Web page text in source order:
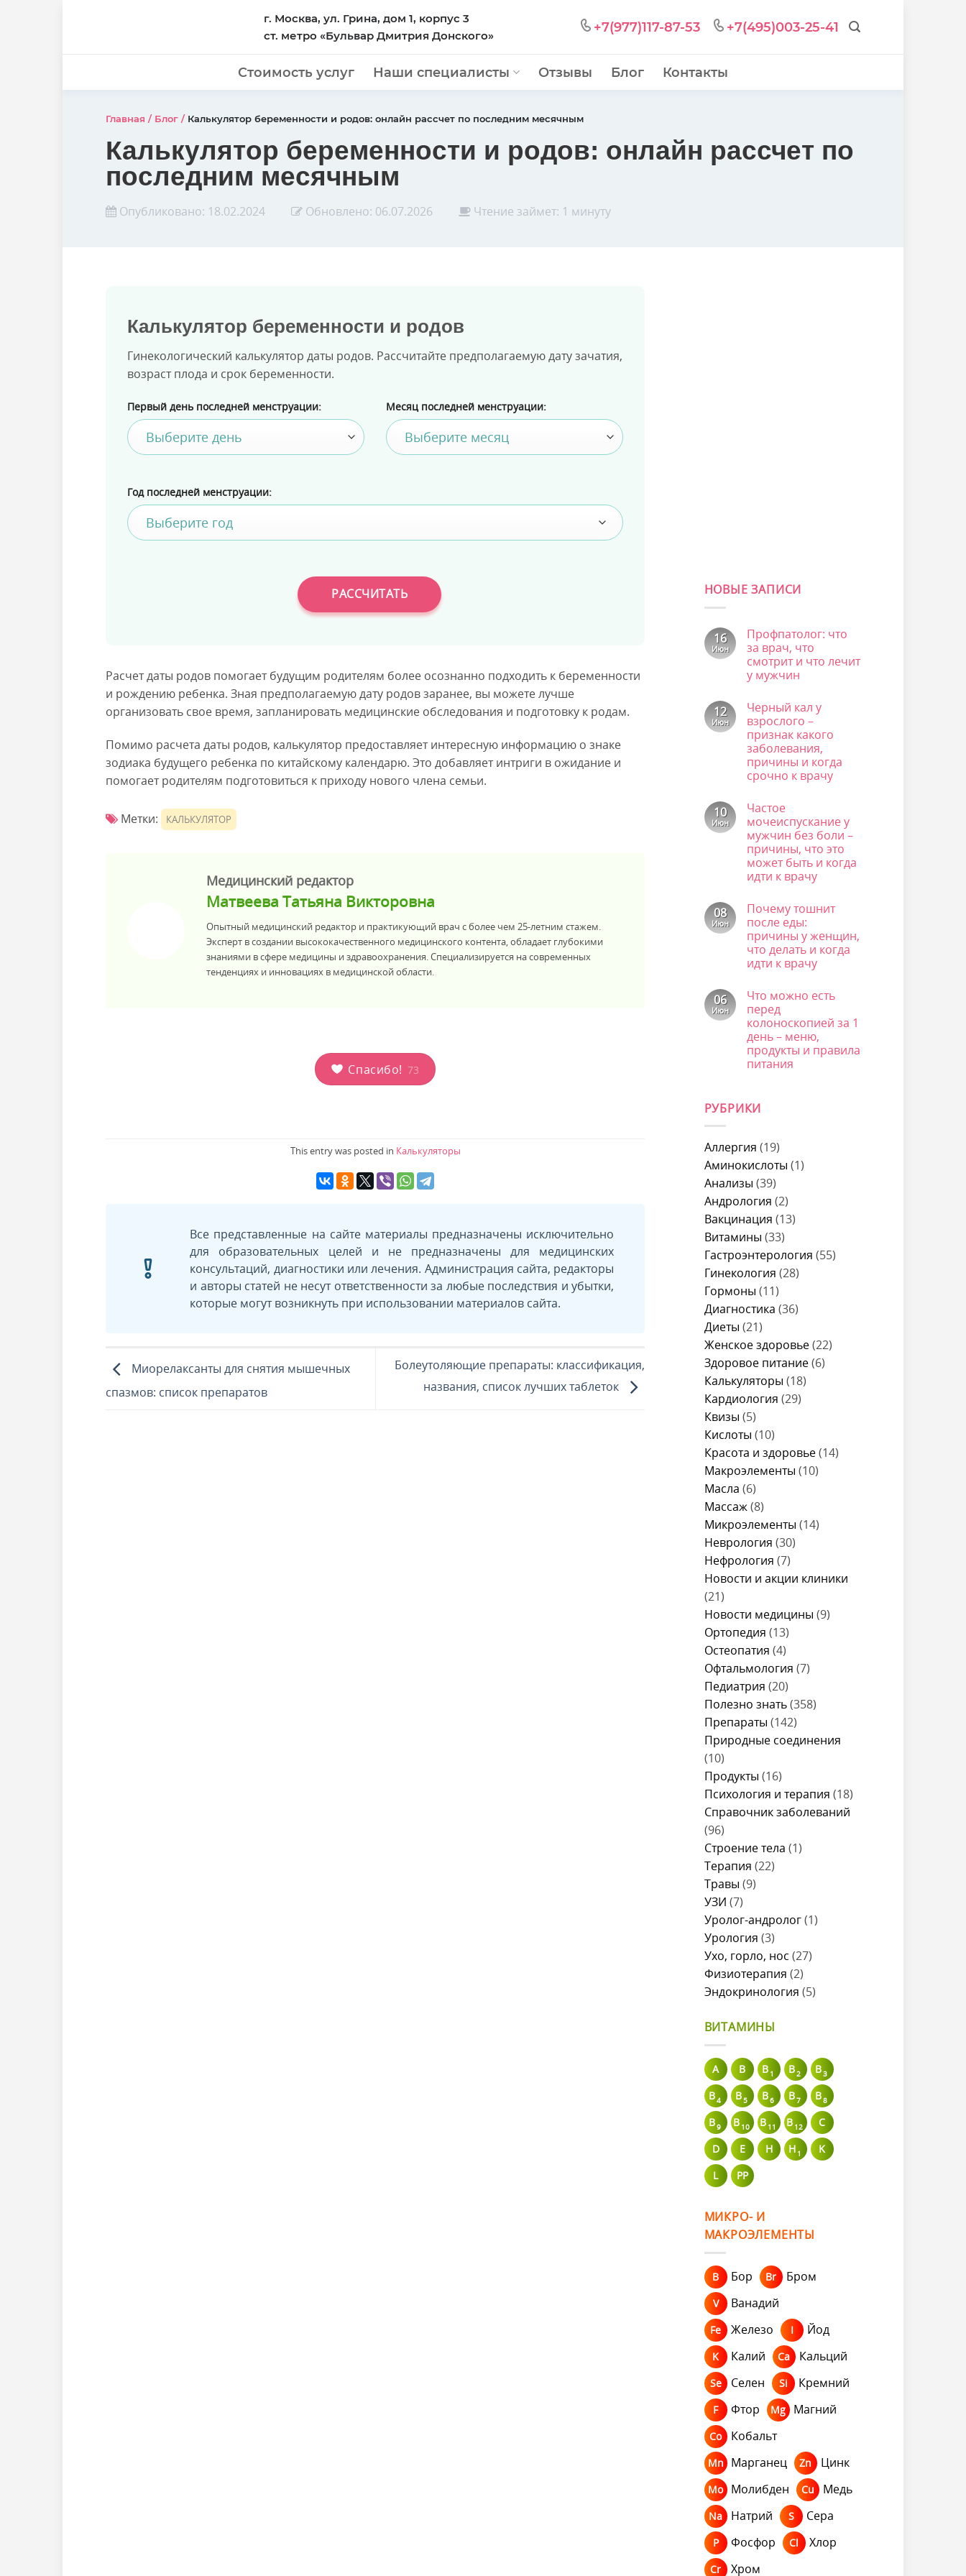
г. Москва, ул. Грина, дом 1, корпус 3
ст. метро «Бульвар Дмитрия Донского»
+7(977)117-87-53 +7(495)003-25-41
Стоимость услуг Наши специалисты Отзывы Блог Контакты
Главная / Блог / Калькулятор беременности и родов: онлайн рассчет по последним месячным
Калькулятор беременности и родов: онлайн рассчет по
последним месячным
Опубликовано: 18.02.2024 Обновлено: 06.07.2026 Чтение займет: 1 минуту
Калькулятор беременности и родов
Гинекологический калькулятор даты родов. Рассчитайте предполагаемую дату зачатия,
возраст плода и срок беременности.
Первый день последней менструации: Месяц последней менструации:
Год последней менструации:
РАССЧИТАТЬ
Расчет даты родов помогает будущим родителям более осознанно подходить к беременности
и рождению ребенка. Зная предполагаемую дату родов заранее, вы можете лучше
организовать свое время, запланировать медицинские обследования и подготовку к родам.
Помимо расчета даты родов, калькулятор предоставляет интересную информацию о знаке
зодиака будущего ребенка по китайскому календарю. Это добавляет интриги в ожидание и
помогает родителям подготовиться к приходу нового члена семьи.
Метки: КАЛЬКУЛЯТОР
Медицинский редактор
Матвеева Татьяна Викторовна
Опытный медицинский редактор и практикующий врач с более чем 25-летним стажем.
Эксперт в создании высококачественного медицинского контента, обладает глубокими
знаниями в сфере медицины и здравоохранения. Специализируется на современных
тенденциях и инновациях в медицинской области.
Спасибо! 73
This entry was posted in Калькуляторы
Все представленные на сайте материалы предназначены исключительно
для образовательных целей и не предназначены для медицинских
консультаций, диагностики или лечения. Администрация сайта, редакторы
и авторы статей не несут ответственности за любые последствия и убытки,
которые могут возникнуть при использовании материалов сайта.
Миорелаксанты для снятия мышечных
спазмов: список препаратов
Болеутоляющие препараты: классификация,
названия, список лучших таблеток
НОВЫЕ ЗАПИСИ
16
Июн
Профпатолог: что
за врач, что
смотрит и что лечит
у мужчин
записи
Профпатолог:
что
за
врач,
что
смотрит
и
что
у
мужчин
12
Июн
Черный кал у
взрослого –
признак какого
заболевания,
причины и когда
срочно к врачу
записи
Черный
кал
у
взрослого
–
признак
какого
заболевания,
и
когда
срочно
врачу
10
Июн
Частое
мочеиспускание у
мужчин без боли –
причины, что это
может быть и когда
идти к врачу
записи
Частое
мочеиспускание
у
мужчин
без
боли
что
это
может
быть
когда
идти
врачу
08
Июн
Почему тошнит
после еды:
причины у женщин,
что делать и когда
идти к врачу
записи
Почему
тошнит
после
еды:
причины
у
женщин,
что
идти
06
Июн
Что можно есть
перед
колоноскопией за 1
день – меню,
продукты и правила
питания
Что
можно
колоноскопией
за
1
день
–
меню,
продукты
правила
питания
РУБРИКИ
Аллергия (19)
Аминокислоты (1)
Анализы (39)
Андрология (2)
Вакцинация (13)
Витамины (33)
Гастроэнтерология (55)
Гинекология (28)
Гормоны (11)
Диагностика (36)
Диеты (21)
Женское здоровье(22)
Здоровое питание(6)
Калькуляторы (18)
Кардиология (29)
Квизы (5)
Кислоты (10)
Красота и здоровье(14)
Макроэлементы (10)
Масла (6)
Массаж(8)
Микроэлементы (14)
Неврология (30)
Нефрология (7)
Новости и акции клиники
(21)
Новости медицины (9)
Ортопедия (13)
Остеопатия (4)
Офтальмология (7)
Педиатрия (20)
Полезно знать(358)
Препараты (142)
Природные соединения
(10)
Продукты (16)
Психология и терапия (18)
Справочник заболеваний
(96)
Строение тела (1)
Терапия (22)
Травы (9)
УЗИ (7)
Уролог-андролог(1)
Урология (3)
Ухо, горло, нос (27)
Физиотерапия (2)
Эндокринология (5)
ВИТАМИНЫ
A В B 1 B2 B3
B4 B5 B6 B7 B8
B9 B 10 B 11 B 12
C
D
E H H 1
K
L
PP
МИКРО- И
МАКРОЭЛЕМЕНТЫ
B Бор Br Бром
V Ванадий
Fe Железо I Йод
K Калий Ca Кальций
Se Селен Si Кремний
F Фтор Mg Магний
Co Кобальт
Mn Марганец Zn Цинк
Mo Молибден Cu Медь
Na Натрий S Сера
P Фосфор Cl Хлор
Cr Хром